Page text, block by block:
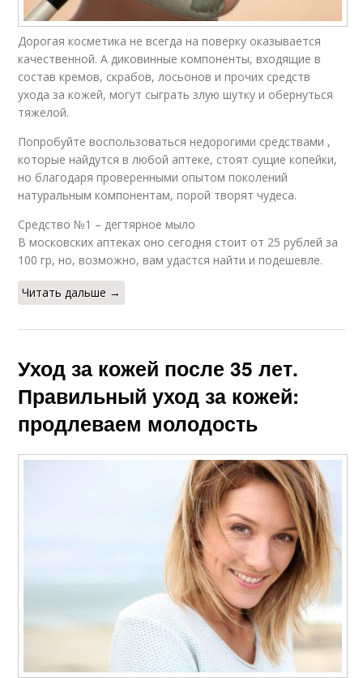
Дорогая косметика не всегда на поверку оказывается
качественной. А диковинные компоненты, входящие в
состав кремов, скрабов, лосьонов и прочих средств
ухода за кожей, могут сыграть злую шутку и обернуться
тяжелой.
Попробуйте воспользоваться недорогими средствами ,
которые найдутся в любой аптеке, стоят сущие копейки,
но благодаря проверенными опытом поколений
натуральным компонентам, порой творят чудеса.
Средство №1 – дегтярное мыло
В московских аптеках оно сегодня стоит от 25 рублей за
100 гр, но, возможно, вам удастся найти и подешевле.
Читать дальше →
Уход за кожей после 35 лет.
Правильный уход за кожей:
продлеваем молодость